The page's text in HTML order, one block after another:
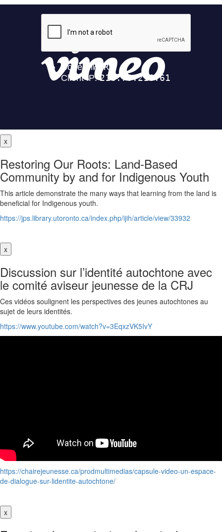
x
Restoring Our Roots: Land-Based
Community by and for Indigenous Youth
This article demonstrate the many ways that learning from the land is
beneficial for Indigenous youth.
https://jps.library.utoronto.ca/index.php/ijih/article/view/33932
x
Discussion sur l’identité autochtone avec
le comité aviseur jeunesse de la CRJ
Ces vidéos soulignent les perspectives des jeunes autochtones au
sujet de leurs identités.
https://www.youtube.com/watch?v=3EqxzVK5IvY
https://chairejeunesse.ca/prodmultimedias/capsule-video-un-espace-
de-dialogue-sur-lidentite-autochtone/
x